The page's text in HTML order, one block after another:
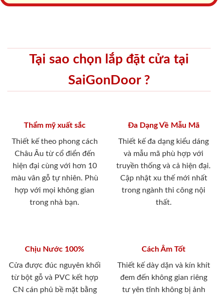
Tại sao chọn lắp đặt cửa tại
SaiGonDoor ?
Thẩm mỹ xuất sắc
Thiết kế theo phong cách
Châu Âu từ cổ điển đến
hiện đại cùng với hơn 10
màu vân gỗ tự nhiên. Phù
hợp với mọi không gian
trong nhà bạn.
Đa Dạng Về Mẫu Mã
Thiết kế đa dạng kiểu dáng
và mẫu mã phù hợp với
truyền thống và cả hiện đại.
Cập nhật xu thế mới nhất
trong ngành thi công nội
thất.
Chịu Nước 100%
Cửa được đúc nguyên khối
từ bột gỗ và PVC kết hợp
CN cán phủ bề mặt bằng
Cách Âm Tốt
Thiết kế dày dặn và kín khít
đem đến không gian riêng
tư yên tĩnh không bị ảnh